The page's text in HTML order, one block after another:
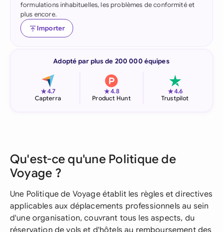
formulations inhabituelles, les problèmes de conformité et
plus encore.
Importer
Adopté par plus de 200 000 équipes
★4.7
Capterra
★4.8
Product Hunt
★4.6
Trustpilot
Qu'est-ce qu'une Politique de
Voyage ?
Une Politique de Voyage établit les règles et directives
applicables aux déplacements professionnels au sein
d'une organisation, couvrant tous les aspects, du
réservation de vols et d'hôtels au remboursement des